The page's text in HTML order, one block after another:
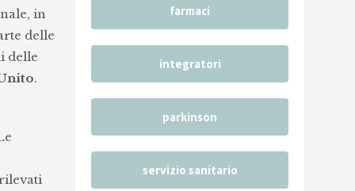
in
delle
delle
.
farmaci
integratori
parkinson
servizio sanitario